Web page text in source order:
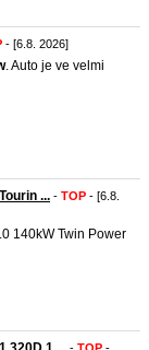
- [6.8. 2026]
. Auto je ve velmi
... - TOP - [6.8.
140kW Twin Power